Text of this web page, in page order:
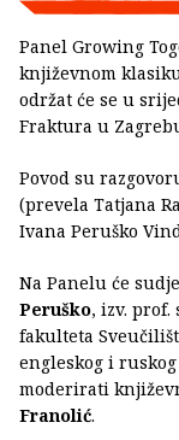
Panel Growing
književnom
održat će se u
Fraktura u
Povod su
(prevela Tatjana
Ivana Peruško
Na Panelu će
Peruško, izv. prof.
fakulteta
engleskog i
moderirati
Franolić.